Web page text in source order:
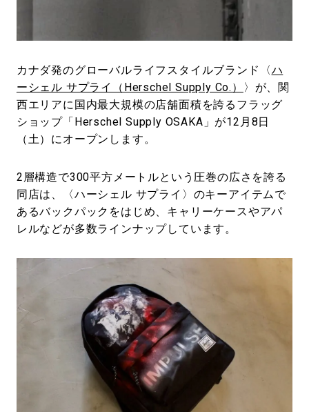
カナダ発のグローバルライフスタイルブランド〈ハ
ーシェル サプライ（Herschel Supply Co.）
〉が、関
西エリアに国内最大規模の店舗面積を誇るフラッグ
ショップ「Herschel Supply OSAKA」が12月8日
（土）にオープンします。
2層構造で300平方メートルという圧巻の広さを誇る
同店は、〈ハーシェル サプライ〉のキーアイテムで
あるバックパックをはじめ、キャリーケースやアパ
レルなどが多数ラインナップしています。